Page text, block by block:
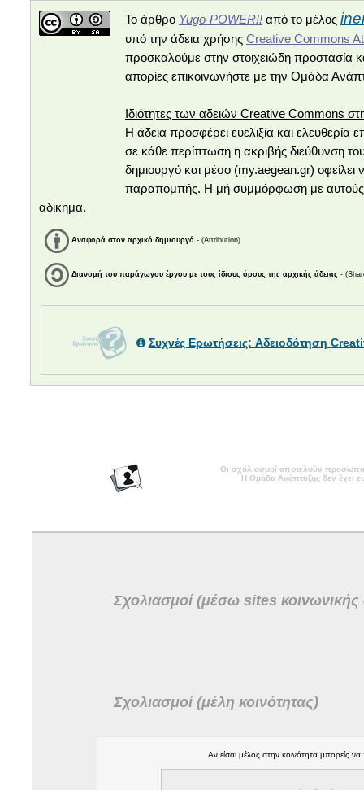
Το άρθρο Yugo-POWER!! από το μέλος
υπό την άδεια χρήσης Creative Commons
προσκαλούμε στην στοιχειώδη προστασία
απορίες επικοινωνήστε με την Ομάδα
Ιδιότητες των αδειών Creative Commons
Η άδεια προσφέρει ευελιξία και
σε κάθε περίπτωση η ακριβής διεύθυνση
δημιουργό και μέσο (my.aegean.gr)
παραπομπής. Η μή συμμόρφωση με αυτούς
αδίκημα.
Αναφορά στον αρχικό δημιουργό - (Attribution)
Διανομή του παράγωγου έργου με τους ίδιους όρους της αρχικής άδειας -
Συχνές Ερωτήσεις: Αδειοδότηση
Οι σχολιασμοί αποτελούν
Η Ομάδα Ανάπτυξης δεν έχει
Σχολιασμοί (μέσω sites
Σχολιασμοί (μέλη κοινότητας)
Αν είσαι μέλος στην κοινότητα μπορείς